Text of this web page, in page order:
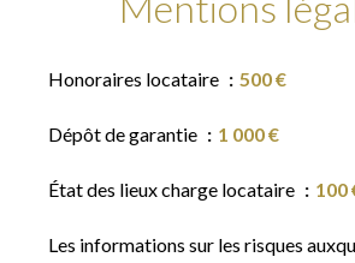
Honoraires locataire 500 €
Dépôt de garantie 1 000 €
État des lieux charge locataire 100
Les informations sur les risques